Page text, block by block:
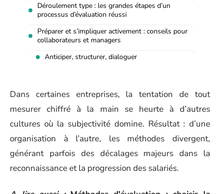
Déroulement type : les grandes étapes d’un
processus d’évaluation réussi
Préparer et s’impliquer activement : conseils pour
collaborateurs et managers
Anticiper, structurer, dialoguer
Dans certaines entreprises, la tentation de tout
mesurer chiffré à la main se heurte à d’autres
cultures où la subjectivité domine. Résultat : d’une
organisation à l’autre, les méthodes divergent,
générant parfois des décalages majeurs dans la
reconnaissance et la progression des salariés.